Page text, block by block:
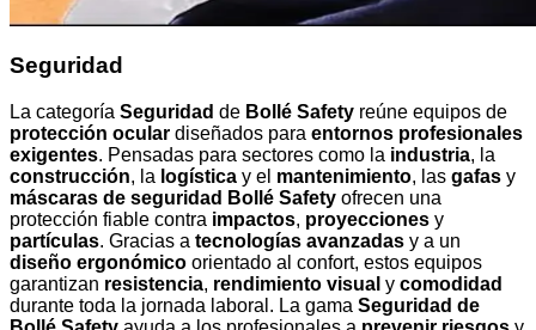
Seguridad
La categoría Seguridad de Bollé Safety reúne equipos de
protección ocular diseñados para entornos profesionales
exigentes. Pensadas para sectores como la industria, la
construcción, la logística y el mantenimiento, las gafas y
máscaras de seguridad Bollé Safety ofrecen una
protección fiable contra impactos, proyecciones y
partículas. Gracias a tecnologías avanzadas y a un
diseño ergonómico orientado al confort, estos equipos
garantizan resistencia, rendimiento visual y comodidad
durante toda la jornada laboral. La gama Seguridad de